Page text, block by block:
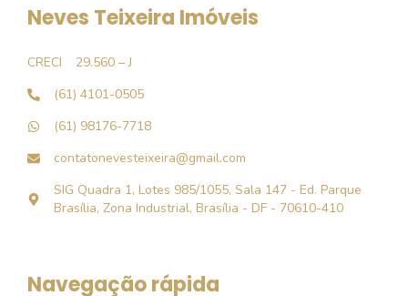
Neves Teixeira Imóveis
CRECI
29.560 – J
(61) 4101-0505
(61) 98176-7718
contatonevesteixeira@gmail.com
SIG Quadra 1, Lotes 985/1055, Sala 147 - Ed. Parque
Brasília, Zona Industrial, Brasília - DF - 70610-410
Navegação rápida